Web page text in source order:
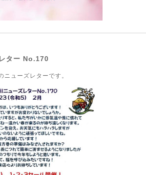
ター No.170
ューズレターです。